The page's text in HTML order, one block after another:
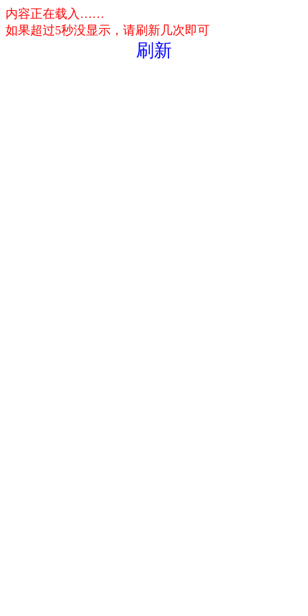
内容正在载入……
如果超过5秒没显示，请刷新几次即可
刷新